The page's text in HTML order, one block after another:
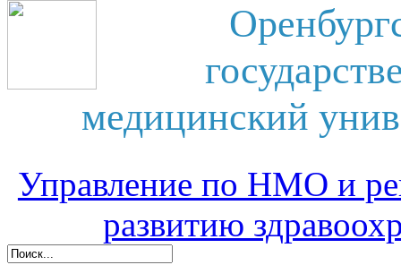
медицинский
Управление по НМО и
развитию